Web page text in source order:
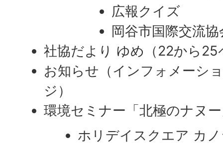
広報クイズ
岡谷市国際交流
社協だより ゆめ（22から25
お知らせ（インフォメーシ
ジ）
環境セミナー「北極のナヌ
ホリデイスクエア カ